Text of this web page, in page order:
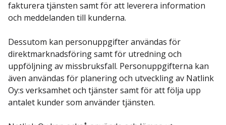
fakturera tjänsten samt för att leverera information
och meddelanden till kunderna.
Dessutom kan personuppgifter användas för
direktmarknadsföring samt för utredning och
uppföljning av missbruksfall. Personuppgifterna kan
även användas för planering och utveckling av Natlink
Oy:s verksamhet och tjänster samt för att följa upp
antalet kunder som använder tjänsten.